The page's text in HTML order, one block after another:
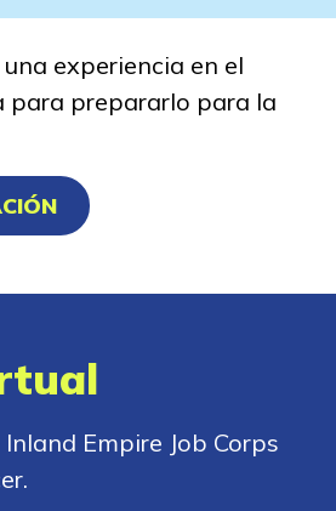
experiencia en el
para prepararlo para la
Empire Job Corps